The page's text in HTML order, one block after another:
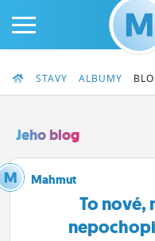
PRIHLÁS SA
ČINŽIAK
STAVY ALBUMY
Jeho blog
Mahmut
To nové,